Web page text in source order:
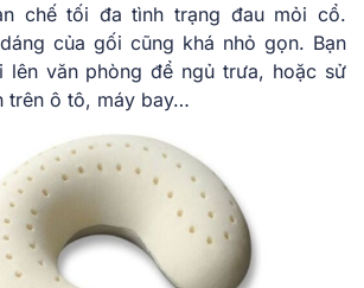
chế tối đa tình trạng đau mỏi cổ.
của gối cũng khá nhỏ gọn. Bạn
lên văn phòng để ngủ trưa, hoặc sử
trên ô tô, máy bay…